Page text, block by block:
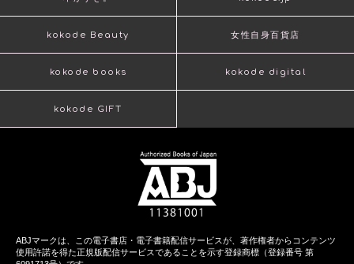
kokode Beauty 女性自身百貨店
kokode books kokode digital
kokode GIFT
ABJマークは、この電子書店・電子書籍配信サービスが、著作権者からコンテンツ
使用許諾を得た正規版配信サービスであることを示す登録商標（登録番号 第